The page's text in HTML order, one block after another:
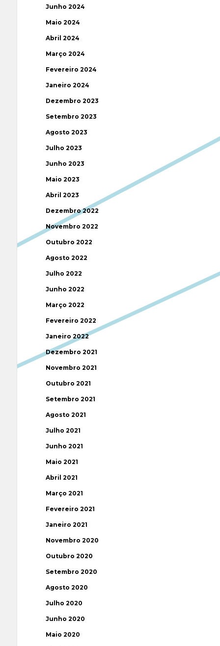
Junho 2024
Maio 2024
Abril 2024
Março 2024
Fevereiro 2024
Janeiro 2024
Dezembro 2023
Setembro 2023
Agosto 2023
Julho 2023
Junho 2023
Maio 2023
Abril 2023
Dezembro 2022
Novembro 2022
Outubro 2022
Agosto 2022
Julho 2022
Junho 2022
Março 2022
Fevereiro 2022
Janeiro 2022
Dezembro 2021
Novembro 2021
Outubro 2021
Setembro 2021
Agosto 2021
Julho 2021
Junho 2021
Maio 2021
Abril 2021
Março 2021
Fevereiro 2021
Janeiro 2021
Novembro 2020
Outubro 2020
Setembro 2020
Agosto 2020
Julho 2020
Junho 2020
Maio 2020